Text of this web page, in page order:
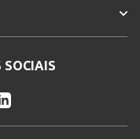
SOCIAIS